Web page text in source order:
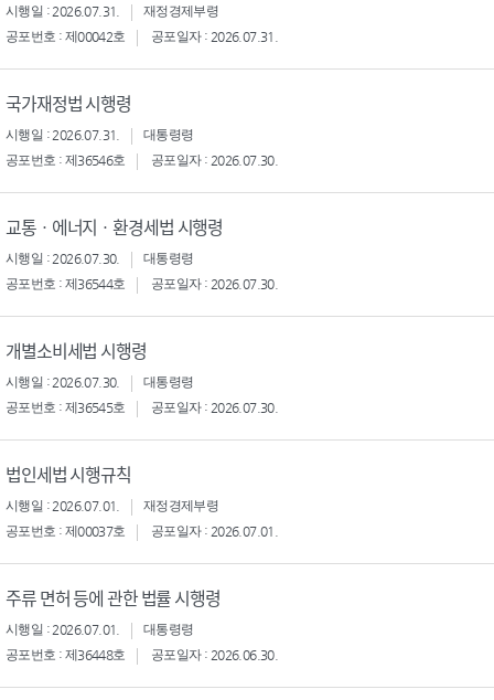
시행일 : 2026.07.31.
재정경제부령
공포번호 : 제00042호
공포일자 : 2026.07.31.
국가재정법 시행령
시행일 : 2026.07.31.
대통령령
공포번호 : 제36546호
공포일자 : 2026.07.30.
교통ㆍ에너지ㆍ환경세법 시행령
시행일 : 2026.07.30.
대통령령
공포번호 : 제36544호
공포일자 : 2026.07.30.
개별소비세법 시행령
시행일 : 2026.07.30.
대통령령
공포번호 : 제36545호
공포일자 : 2026.07.30.
법인세법 시행규칙
시행일 : 2026.07.01.
재정경제부령
공포번호 : 제00037호
공포일자 : 2026.07.01.
주류 면허 등에 관한 법률 시행령
시행일 : 2026.07.01.
대통령령
공포번호 : 제36448호
공포일자 : 2026.06.30.